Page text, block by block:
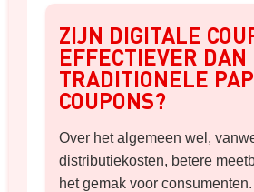
ZIJN DIGITALE
EFFECTIEVER DAN
TRADITIONELE
COUPONS?
Over het algemeen wel,
distributiekosten, betere
het gemak voor